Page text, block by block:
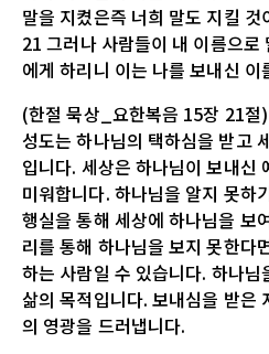
말을 지켰은즉 너희 말도 지킬 것
21 그러나 사람들이 내 이름으로
에게 하리니 이는 나를 보내신 이
(한절 묵상_요한복음 15장 21절)
성도는 하나님의 택하심을 받고
입니다. 세상은 하나님이 보내신
미워합니다. 하나님을 알지 못하
행실을 통해 세상에 하나님을 보
리를 통해 하나님을 보지 못한다
하는 사람일 수 있습니다. 하나님
삶의 목적입니다. 보내심을 받은
의 영광을 드러냅니다.